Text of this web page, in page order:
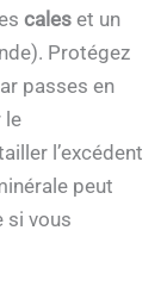
cales et un
Protégez
passes en
le
l’excédent
peut
si vous